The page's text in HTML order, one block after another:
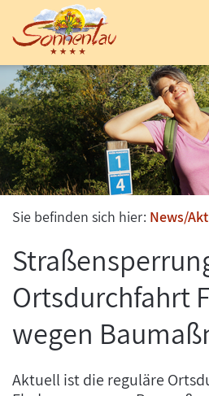
Jetzt anfragen & buchen
UNSER KLASSIKER
SOMMERLAUNE
2 Tage Rhöner Kulinarik, Wellness und Bewegung
Jetzt anfragen & buchen
Sie befinden sich hier: News/
Ortsdurchfahrt
wegen
Aktuell ist die reguläre